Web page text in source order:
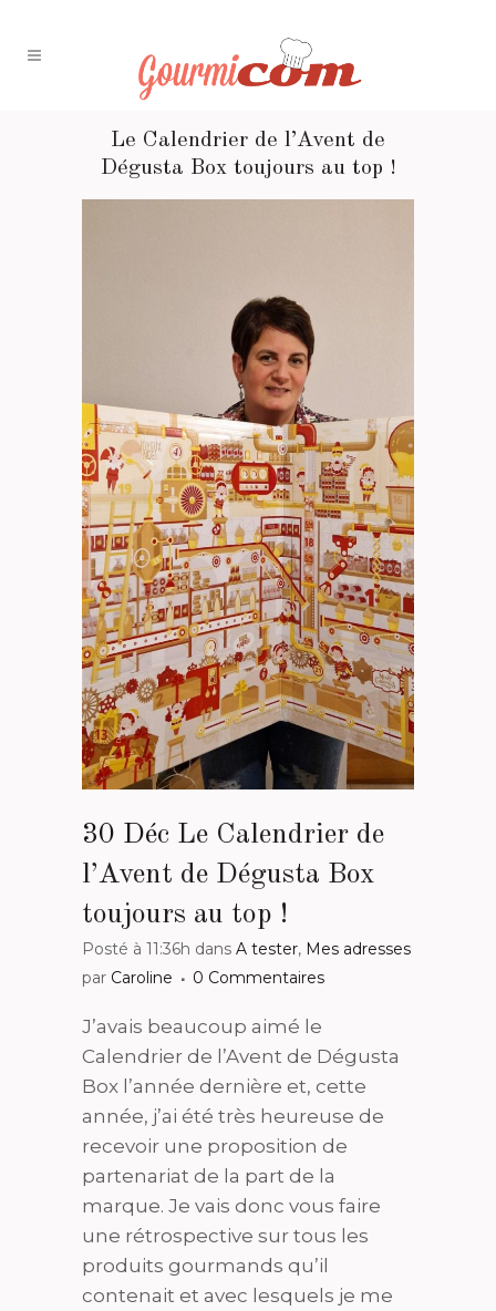
Le Calendrier de l’Avent de
Dégusta Box toujours au top !
30 Déc Le Calendrier de
l’Avent de Dégusta Box
toujours au top !
Posté à 11:36h dans A tester, Mes adresses
par Caroline 0 Commentaires
J’avais beaucoup aimé le
Calendrier de l’Avent de Dégusta
Box l’année dernière et, cette
année, j’ai été très heureuse de
recevoir une proposition de
partenariat de la part de la
marque. Je vais donc vous faire
une rétrospective sur tous les
produits gourmands qu’il
contenait et avec lesquels je me